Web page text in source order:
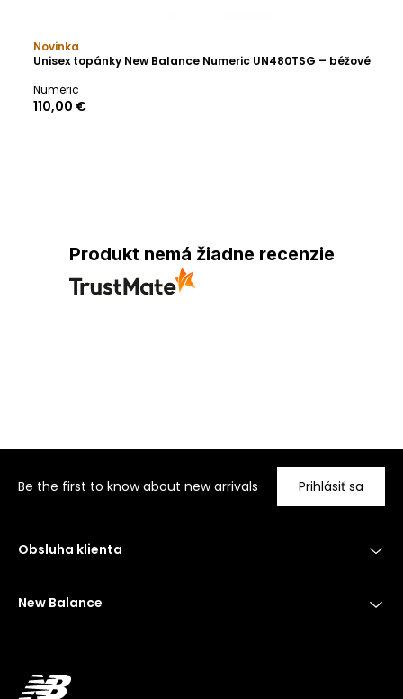
Novinka
Unisex topánky New Balance Numeric UN480TSG – béžové
Numeric
110,00 €
Produkt nemá žiadne recenzie
Be the first to know about new arrivals Prihlásiť sa
Obsluha klienta
New Balance